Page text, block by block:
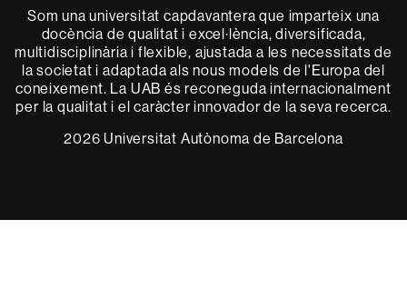
Som una universitat capdavantera que imparteix una
docència de qualitat i excel·lència, diversificada,
multidisciplinària i flexible, ajustada a les necessitats de
la societat i adaptada als nous models de l'Europa del
coneixement. La UAB és reconeguda internacionalment
per la qualitat i el caràcter innovador de la seva recerca.
2026 Universitat Autònoma de Barcelona